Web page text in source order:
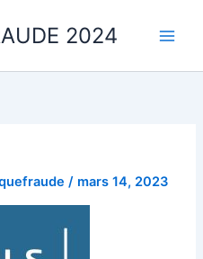
2024
/ mars 14, 2023